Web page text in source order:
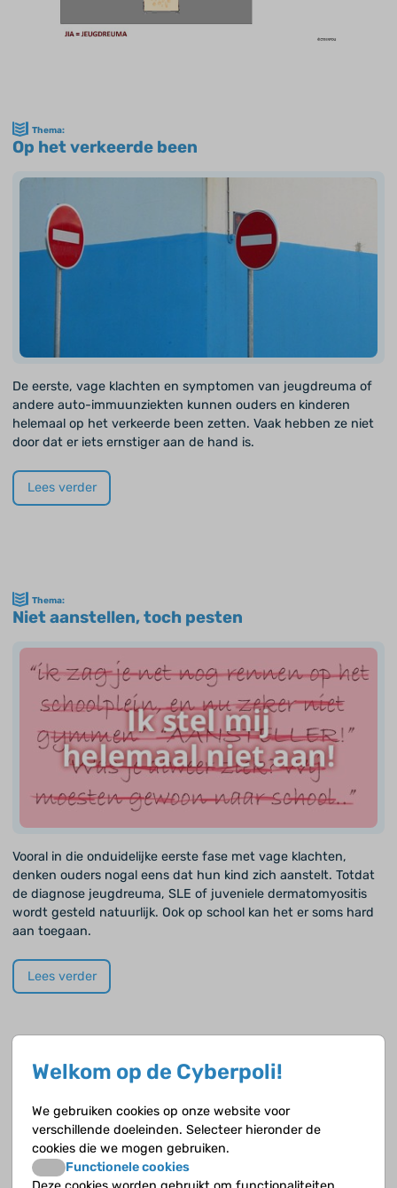
Thema:
Op het verkeerde been
De eerste, vage klachten en symptomen van jeugdreuma of
andere auto-immuunziekten kunnen ouders en kinderen
helemaal op het verkeerde been zetten. Vaak hebben ze niet
door dat er iets ernstiger aan de hand is.
Lees verder
Thema:
Niet aanstellen, toch pesten
Vooral in die onduidelijke eerste fase met vage klachten,
denken ouders nogal eens dat hun kind zich aanstelt. Totdat
de diagnose jeugdreuma, SLE of juveniele dermatomyositis
wordt gesteld natuurlijk. Ook op school kan het er soms hard
aan toegaan.
Lees verder
Wat nu... na de diagnose
Welkom op de Cyberpoli!
We gebruiken cookies op onze website voor
verschillende doeleinden. Selecteer hieronder de
cookies die we mogen gebruiken.
Functionele cookies